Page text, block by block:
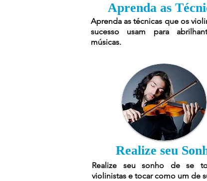
Aprenda as
Aprenda as técnicas que os
sucesso usam para
músicas.
Realize seu
Realize seu sonho de se
violinistas e tocar como um de